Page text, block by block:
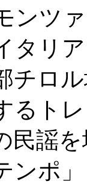
ンツ
タリア
ロ
るト
民謡
ポ